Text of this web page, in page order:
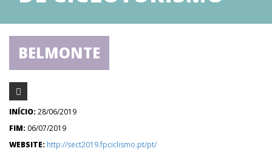
BELMONTE
INÍCIO:28/06/2019
FIM: 06/07/2019
WEBSITE: http://sect2019.fpciclismo.pt/pt/